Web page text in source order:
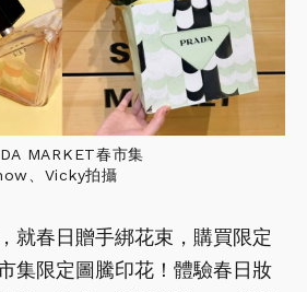
MARKET春市集
、Vicky拍攝
就春日贈手綁花束，購買限定
集限定圖騰印花！體驗春日妝